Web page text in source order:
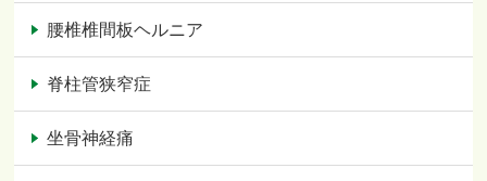
腰椎椎間板ヘルニア
脊柱管狭窄症
坐骨神経痛